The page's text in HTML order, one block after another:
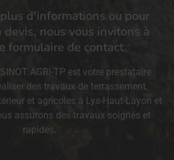
d'informations ou pour
nous vous invitons à
formulaire de contact.
AGRI-TP est votre prestataire
des travaux de terrassement,
et agricoles à Lys-Haut-Layon et
assurons des travaux soignés et
rapides.